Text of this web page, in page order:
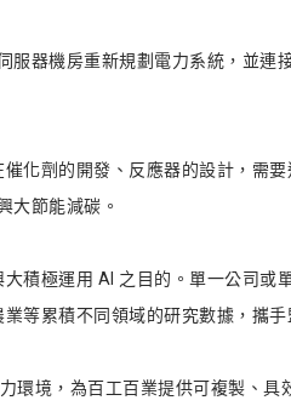
器機房重新規劃電力系統，並
化劑的開發、反應器的設計，需
大節能減碳。
積極運用 AI 之目的。單一公司
等累積不同領域的研究數據，攜
環境，為百工百業提供可複製、